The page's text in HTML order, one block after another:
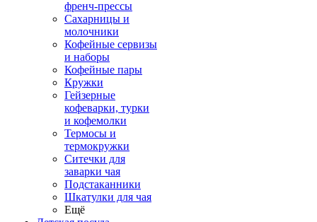
френч-прессы
Сахарницы и
молочники
Кофейные сервизы
и наборы
Кофейные пары
Кружки
Гейзерные
кофеварки, турки
и кофемолки
Термосы и
термокружки
Ситечки для
заварки чая
Подстаканники
Шкатулки для чая
Ещё